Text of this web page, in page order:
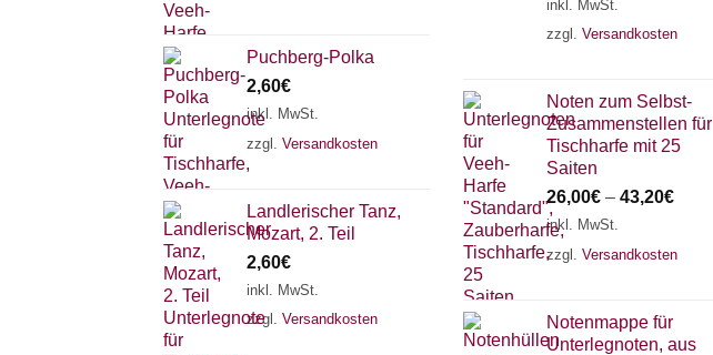
Puchberg-Polka
2,60€
inkl. MwSt.
zzgl. Versandkosten
Landlerischer Tanz,
Mozart, 2. Teil
2,60€
inkl. MwSt.
zzgl. Versandkosten
inkl. MwSt.
zzgl. Versandkosten
Noten zum Selbst-
Zusammenstellen für
Tischharfe mit 25
Saiten
26,00€ – 43,20€
inkl. MwSt.
zzgl. Versandkosten
Notenmappe für
Unterlegnoten, aus